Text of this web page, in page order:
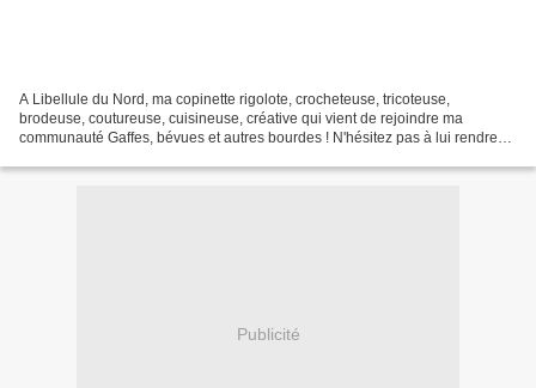
A Libellule du Nord, ma copinette rigolote, crocheteuse, tricoteuse,
brodeuse, coutureuse, cuisineuse, créative qui vient de rejoindre ma
communauté Gaffes, bévues et autres bourdes ! N'hésitez pas à lui rendre
Publicité